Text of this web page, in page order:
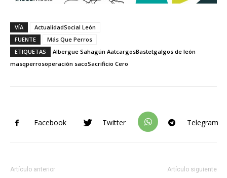
VÍA
ActualidadSocial León
FUENTE
Más Que Perros
ETIQUETAS
Albergue Sahagún AatcargosBastetgalgos de león
masqperrosoperación sacoSacrificio Cero
Facebook Twitter Telegram
Artículo anterior Artículo siguiente